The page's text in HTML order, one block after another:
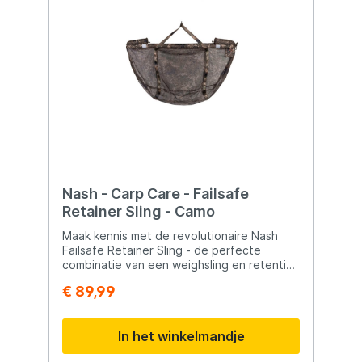
Nash - Carp Care - Failsafe
Retainer Sling - Camo
Maak kennis met de revolutionaire Nash
Failsafe Retainer Sling - de perfecte
combinatie van een weighsling en retention
karper te waarborgen tijdens het
vangst. Kenmerken en Voordelen: ·
Veilig en Drijvend Ontwerp: Het drijvende
uitklapbare frame, vastgemaakt aan de
€ 89,99
In het winkelmandje